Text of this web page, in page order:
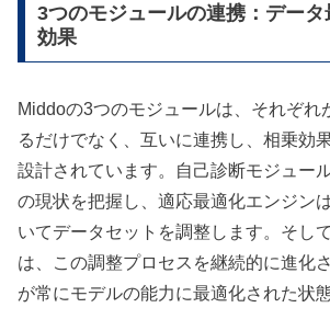
3つのモジュールの連携：デー
効果
Middoの3つのモジュールは、それぞれ
るだけでなく、互いに連携し、相乗効
設計されています。自己診断モジュー
の現状を把握し、適応最適化エンジン
いてデータセットを調整します。そし
は、この調整プロセスを継続的に進化
が常にモデルの能力に最適化された状